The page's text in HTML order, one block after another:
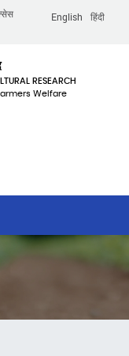
English हिंदी
RESEARCH
Welfare